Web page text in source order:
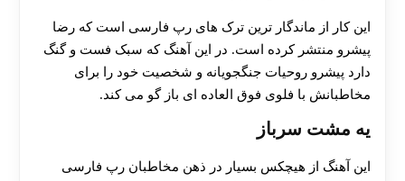
این کار از ماندگار ترین ترک های رپ فارسی است که رضا
پیشرو منتشر کرده است. در این آهنگ که سبک فست و گنگ
دارد پیشرو روحیات جنگجویانه و شخصیت خود را برای
مخاطبانش با فلوی فوق العاده ای باز گو می کند.
یه مشت سرباز
این آهنگ از هیچکس بسیار در ذهن مخاطبان رپ فارسی